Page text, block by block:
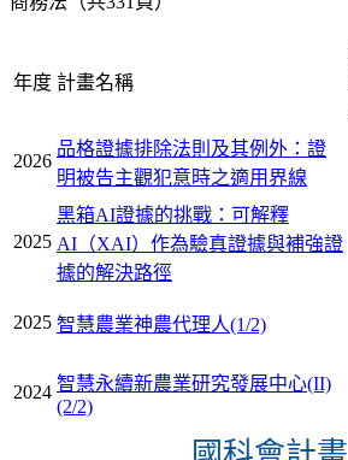
年度 計畫名稱
2026
品格證據排除法則及其例外：證
明被告主觀犯意時之適用界線
2025
黑箱AI證據的挑戰：可解釋
AI（XAI）作為驗真證據與補強證
據的解決路徑
2025 智慧農業神農代理人(1/2)
2024 智慧永續新農業研究發展中心(II)
(2/2)